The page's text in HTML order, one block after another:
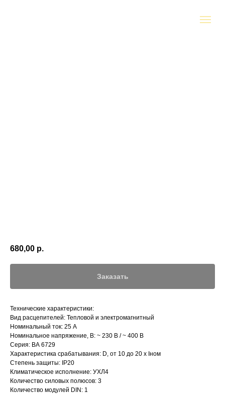
680,00 р.
Заказать
Технические характеристики:
Вид расцепителей: Тепловой и электромагнитный
Номинальный ток: 25 А
Номинальное напряжение, В: ~ 230 В / ~ 400 В
Серия: ВА 6729
Характеристика срабатывания: D, от 10 до 20 х Iном
Степень защиты: IP20
Климатическое исполнение: УХЛ4
Количество силовых полюсов: 3
Количество модулей DIN: 1